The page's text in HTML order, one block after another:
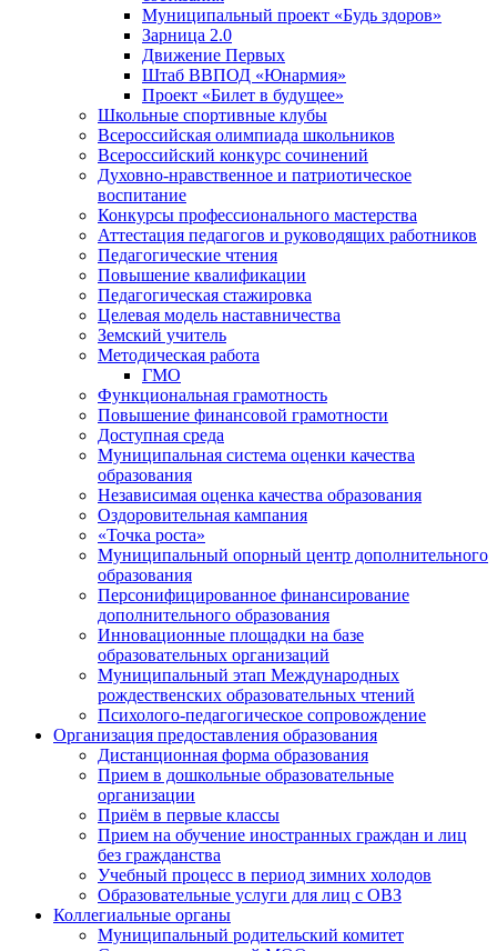
Муниципальный проект «Будь здоров»
Зарница 2.0
Движение Первых
Штаб ВВПОД «Юнармия»
Проект «Билет в будущее»
Школьные спортивные клубы
Всероссийская олимпиада школьников
Всероссийский конкурс сочинений
Духовно-нравственное и патриотическое
воспитание
Конкурсы профессионального мастерства
Аттестация педагогов и руководящих работников
Педагогические чтения
Повышение квалификации
Педагогическая стажировка
Целевая модель наставничества
Земский учитель
Методическая работа
ГМО
Функциональная грамотность
Повышение финансовой грамотности
Доступная среда
Муниципальная система оценки качества
образования
Независимая оценка качества образования
Оздоровительная кампания
«Точка роста»
Муниципальный опорный центр дополнительного
образования
Персонифицированное финансирование
дополнительного образования
Инновационные площадки на базе
образовательных организаций
Муниципальный этап Международных
рождественских образовательных чтений
Психолого-педагогическое сопровождение
Организация предоставления образования
Дистанционная форма образования
Прием в дошкольные образовательные
организации
Приём в первые классы
Прием на обучение иностранных граждан и лиц
без гражданства
Учебный процесс в период зимних холодов
Образовательные услуги для лиц с ОВЗ
Коллегиальные органы
Муниципальный родительский комитет